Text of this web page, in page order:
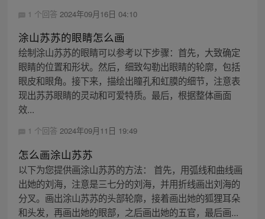
1 个回答 2024年09月16日 04:10
涂山苏苏的眼睛怎么画
绘制涂山苏苏的眼睛可以参考以下步骤：首先，大致确定
眼睛的位置和形状。然后，细致勾勒出眼睛的轮廓，包括
眼皮和眼角。接下来，描绘出瞳孔和虹膜的细节，注意表
现出苏苏眼睛的灵动和可爱特质。最后，根据整体画面
效...
1 个回答 2024年09月11日 19:49
怎么画涂山苏苏
以下为您提供画涂山苏苏的方法： 首先，用弧线和曲线画
出她的刘海，注意是三七分的刘海，并用折线画出刘海的
分叉。画出涂山苏苏的头部轮廓，接着画出她的狐狸耳朵
和头发，再画出她的眼部，之后画出她的五官，最后画...